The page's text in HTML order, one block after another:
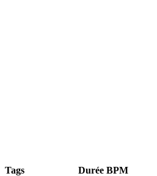
Tags Durée BPM